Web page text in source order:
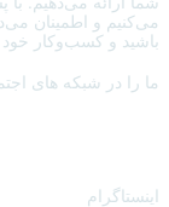
می‌کنیم و اطمینان
باشید و کسب‌وکار خود
ما را در شبکه های
اینستاگرام